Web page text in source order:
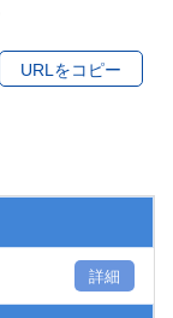
URLをコピー
詳細